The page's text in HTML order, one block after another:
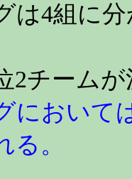
4組に分
チーム
おいて
。